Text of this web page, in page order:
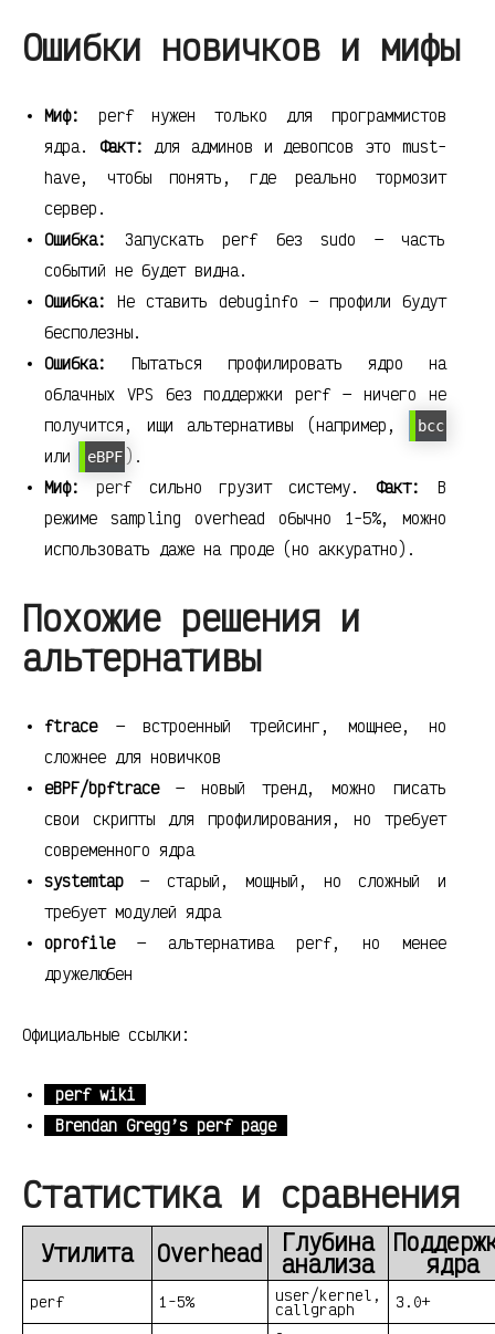
Ошибки новичков и мифы
Миф:
perf нужен только для программистов
ядра. Факт: для админов и девопсов это must-
have, чтобы понять, где реально тормозит
сервер.
Ошибка:
Запускать perf без sudo — часть
событий не будет видна.
Ошибка:
Не ставить debuginfo — профили будут
бесполезны.
Ошибка:
Пытаться профилировать ядро на
облачных VPS без поддержки perf — ничего не
получится, ищи альтернативы (например,
bcc
или eBPF ).
Миф:
perf сильно грузит систему. Факт:
В
режиме sampling overhead обычно 1-5%, можно
использовать даже на проде (но аккуратно).
Похожие решения и
альтернативы
ftrace— встроенный трейсинг, мощнее, но
сложнее для новичков
eBPF/bpftrace— новый тренд, можно писать
свои скрипты для профилирования, но требует
современного ядра
systemtap — старый, мощный, но сложный и
требует модулей ядра
oprofile— альтернатива perf, но менее
дружелюбен
Официальные ссылки:
perf wiki
Brendan Gregg’s perf page
Статистика и сравнения
Утилита Overhead Глубина
анализа ядра
perf 1-5% user/kernel,
callgraph
3.0+